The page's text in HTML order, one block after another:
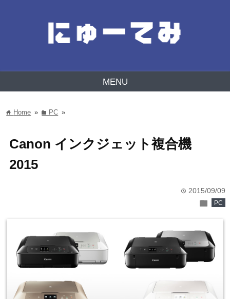
MENU
home Home » folder PC »
Canon インクジェット複合機
2015
time 2015/09/09
folder PC